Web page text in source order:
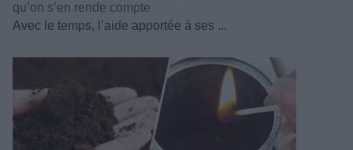
qu’on s’en rende compte
Avec le temps, l’aide apportée à ses ...